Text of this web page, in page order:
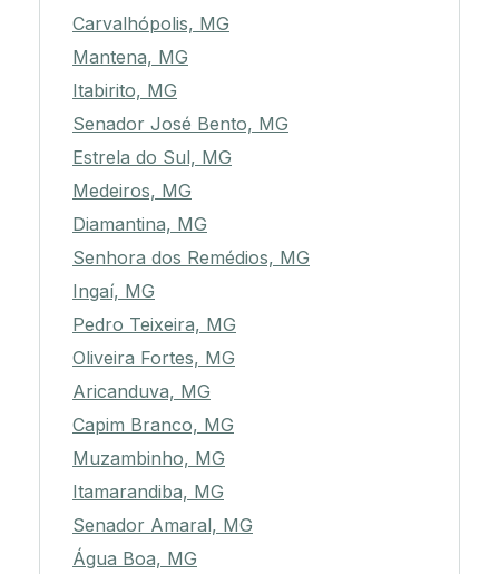
Carvalhópolis, MG
Mantena, MG
Itabirito, MG
Senador José Bento, MG
Estrela do Sul, MG
Medeiros, MG
Diamantina, MG
Senhora dos Remédios, MG
Ingaí, MG
Pedro Teixeira, MG
Oliveira Fortes, MG
Aricanduva, MG
Capim Branco, MG
Muzambinho, MG
Itamarandiba, MG
Senador Amaral, MG
Água Boa, MG